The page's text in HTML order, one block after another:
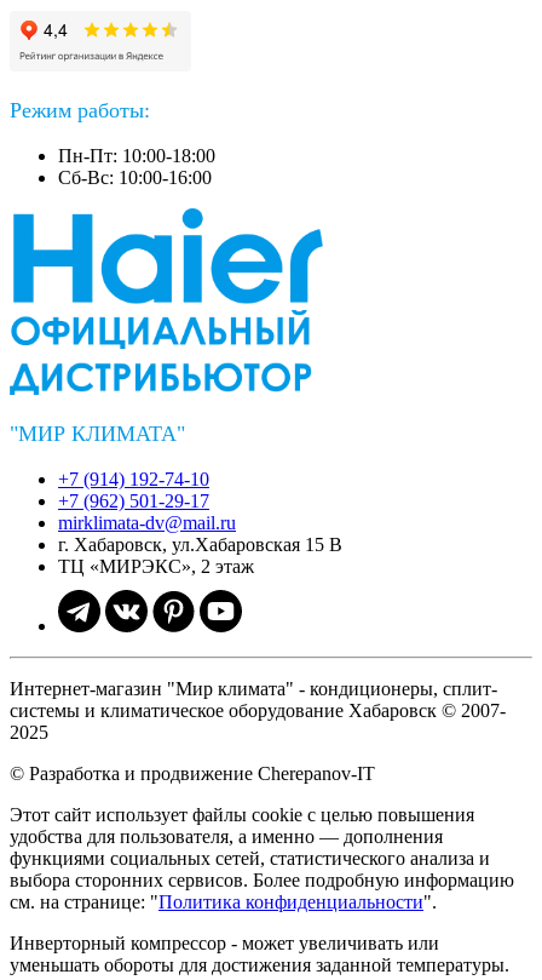
Режим работы:
Пн-Пт: 10:00-18:00
Сб-Вс: 10:00-16:00
"МИР КЛИМАТА"
+7 (914) 192-74-10
+7 (962) 501-29-17
mirklimata-dv@mail.ru
г. Хабаровск, ул.Хабаровская 15 В
ТЦ «МИРЭКС», 2 этаж
Интернет-магазин "Мир климата" - кондиционеры, сплит-
системы и климатическое оборудование Хабаровск © 2007-
2025
© Разработка и продвижение Cherepanov-IT
Этот сайт использует файлы cookie с целью повышения
удобства для пользователя, а именно — дополнения
функциями социальных сетей, статистического анализа и
выбора сторонних сервисов. Более подробную информацию
см. на странице: "Политика конфиденциальности".
Инверторный компрессор - может увеличивать или
уменьшать обороты для достижения заданной температуры.